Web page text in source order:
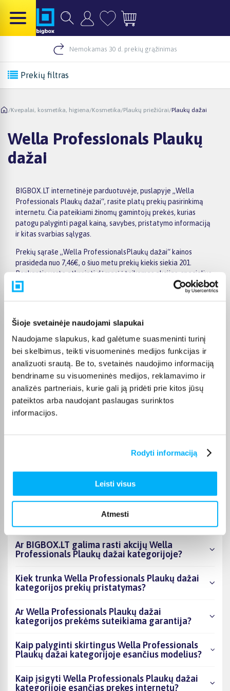
Šioje svetainėje naudojami slapukai
Naudojame slapukus, kad galėtume suasmeninti turinį
bei skelbimus, teikti visuomeninės medijos funkcijas ir
analizuoti srautą. Be to, svetainės naudojimo informaciją
bendriname su visuomeninės medijos, reklamavimo ir
analizės partneriais, kurie gali ją pridėti prie kitos jūsų
pateiktos arba naudojant paslaugas surinktos
informacijos.
Rodyti informaciją
Leisti visus
Atmesti
Nemokamas 30 d. prekių grąžinimas
Prekių filtras
/Kvepalai, kosmetika, higiena/Kosmetika/Plaukų priežiūrai/Plaukų dažai
Wella Professionals Plaukų
dažai
BIGBOX.LT internetinėje parduotuvėje, puslapyje „Wella
Professionals Plaukų dažai“, rasite platų prekių pasirinkimą
internetu. Čia pateikiami žinomų gamintojų prekės, kurias
patogu palyginti pagal kainą, savybes, pristatymo informaciją
ir kitas svarbias sąlygas.
Prekių sąraše „Wella ProfessionalsPlaukų dažai“ kainos
prasideda nuo 7,46€, o šiuo metu prekių kiekis siekia 201.
Renkantis verta atkreipti dėmesį į taikomas akcijas, specialius
pasiūlymus, techninius parametrus bei papildomas pirkimo
sąlygas, kad būtų lengviau išsirinkti geriausiai jūsų poreikius
Papildomi pasirinkimai ir prekių savybių filtrai padeda patogiai
susiaurinti asortimentą ir greičiau rasti tinkamą prekę.
Peržiūrėkite „Wella ProfessionalsPlaukų dažai“ pasiūlymus
BIGBOX.LT, palyginkite prekes ir pirkite internetu patogiai.
Pasirinktą prekę pristatysime per jos aprašyme nurodytą
terminą.
DUK
Kokie Wella Professionals Plaukų dažai
Kiek prekių yra Wella Professionals Plaukų
dažai kategorijos asortimente ir kokia
Ar BIGBOX.LT galima rasti akcijų Wella
Professionals Plaukų dažai kategorijoje?
Kiek trunka Wella Professionals Plaukų dažai
kategorijos prekių pristatymas?
Ar Wella Professionals Plaukų dažai
kategorijos prekėms suteikiama garantija?
Kaip palyginti skirtingus Wella Professionals
Plaukų dažai kategorijoje esančius modelius?
Kaip įsigyti Wella Professionals Plaukų dažai
kategorijoje esančias prekes internetu?